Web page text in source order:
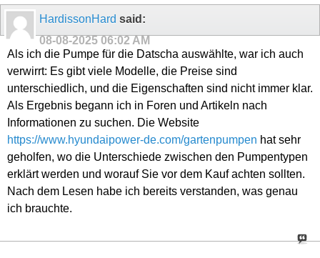
HardissonHard said:
08-08-2025 06:02 AM
Als ich die Pumpe für die Datscha auswählte, war ich auch
verwirrt: Es gibt viele Modelle, die Preise sind
unterschiedlich, und die Eigenschaften sind nicht immer klar.
Als Ergebnis begann ich in Foren und Artikeln nach
Informationen zu suchen. Die Website
https://www.hyundaipower-de.com/gartenpumpen hat sehr
geholfen, wo die Unterschiede zwischen den Pumpentypen
erklärt werden und worauf Sie vor dem Kauf achten sollten.
Nach dem Lesen habe ich bereits verstanden, was genau
ich brauchte.